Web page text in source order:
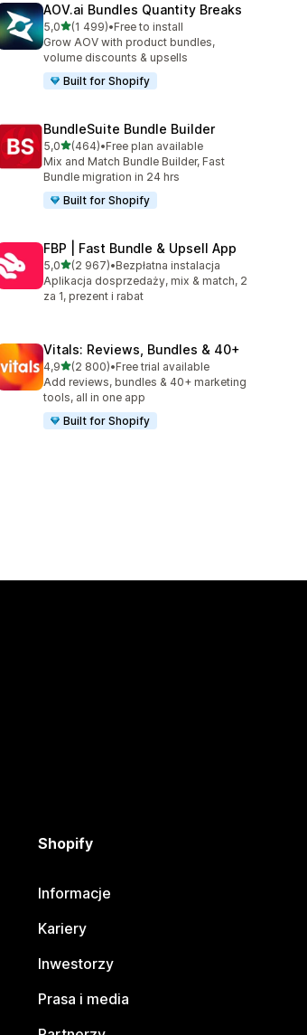
AOV.ai Bundles Quantity Breaks
5,0na 5 gwiazdek
(1 499)
Łączna liczba recenzji: 1499
•Free to install
Grow AOV with product bundles,
volume discounts & upsells
Built for Shopify
BundleSuite Bundle Builder
5,0na 5 gwiazdek
(464)
Łączna liczba recenzji: 464
•Free plan available
Mix and Match Bundle Builder, Fast
Bundle migration in 24 hrs
Built for Shopify
FBP | Fast Bundle & Upsell App
5,0na 5 gwiazdek
(2 967)
Łączna liczba recenzji: 2967
•Bezpłatna instalacja
Aplikacja dosprzedaży, mix & match, 2
za 1, prezent i rabat
Vitals: Reviews, Bundles & 40+
4,9na 5 gwiazdek
(2 800)
Łączna liczba recenzji: 2800
•Free trial available
Add reviews, bundles & 40+ marketing
tools, all in one app
Built for Shopify
Shopify
Informacje
Kariery
Inwestorzy
Prasa i media